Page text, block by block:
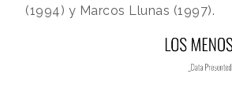
(1994) y Marcos Llunas (1997).